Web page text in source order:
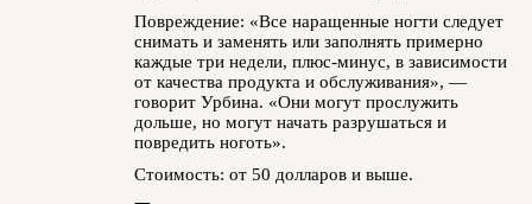
Повреждение: «Все наращенные ногти следует
снимать и заменять или заполнять примерно
каждые три недели, плюс-минус, в зависимости
от качества продукта и обслуживания», —
говорит Урбина. «Они могут прослужить
дольше, но могут начать разрушаться и
повредить ноготь».
Стоимость: от 50 долларов и выше.